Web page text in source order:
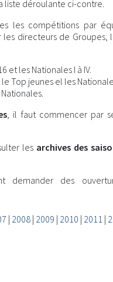
liste déroulante ci-contre.
les compétitions par
directeurs de Groupes,
et les Nationales I à IV.
Top jeunes el les
, il faut commencer par
les archives des
demander des
| 2008| 2009 | 2010 | 2011 |